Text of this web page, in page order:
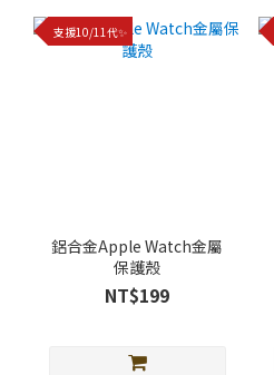
支援10/11代✨
鋁合金Apple Watch金屬
保護殼
NT$199